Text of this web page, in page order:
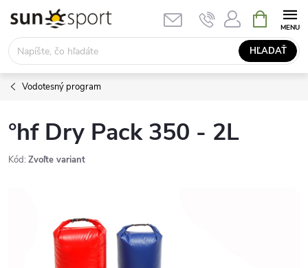
obsah
HĽADAŤ
KOŠÍK
Vodotesný program
°hf Dry Pack 350 - 2L
Kód: Zvoľte variant